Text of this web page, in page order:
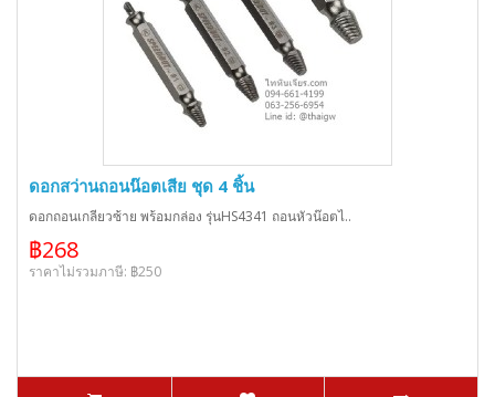
ดอกสว่านถอนน๊อตเสีย ชุด 4 ชิ้น
ดอกถอนเกลียวซ้าย พร้อมกล่อง รุ่นHS4341 ถอนหัวน๊อตไ..
฿268
ราคาไม่รวมภาษี: ฿250